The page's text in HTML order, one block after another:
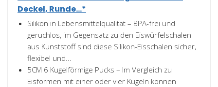
Deckel, Runde...*
Silikon in Lebensmittelqualität – BPA-frei und
geruchlos, im Gegensatz zu den Eiswürfelschalen
aus Kunststoff sind diese Silikon-Eisschalen sicher,
flexibel und...
5CM 6 Kugelförmige Pucks – Im Vergleich zu
Eisformen mit einer oder vier Kugeln können